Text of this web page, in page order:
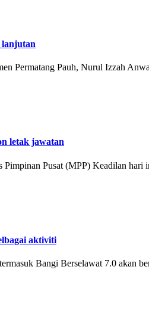
lanjutan
Permatang Pauh, Nurul Izzah
letak jawatan
Pusat (MPP) Keadilan hari
aktiviti
Bangi Berselawat 7.0 akan